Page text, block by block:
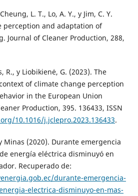
L. T., Lo, A. Y., y Jim, C. Y.
perception and adaptation of
Journal of Cleaner Production, 288,
R., y Liobikienė, G. (2023). The
of climate change perception
in the European Union
Production, 395. 136433, ISSN
10.1016/j.jclepro.2023.136433.
Minas (2020). Durante emergencia
energía eléctrica disminuyó en
Recuperado de:
durante-emergencia-
electrica-disminuyo-en-mas-